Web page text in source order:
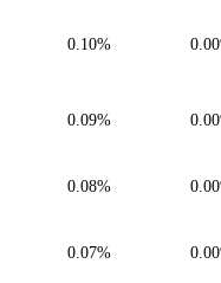
0.10%
0.09%
0.08%
0.07%